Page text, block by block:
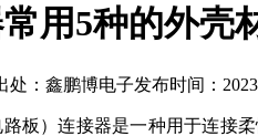
用5种的外壳
处：鑫鹏博电子发布时间：
路板）连接器是一种用于连接